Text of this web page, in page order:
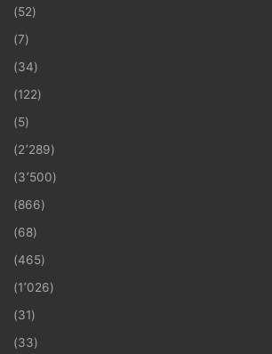
(52)
(7)
(34)
(122)
(5)
(2٬289)
(3٬500)
(866)
(68)
(465)
(1٬026)
(31)
(33)